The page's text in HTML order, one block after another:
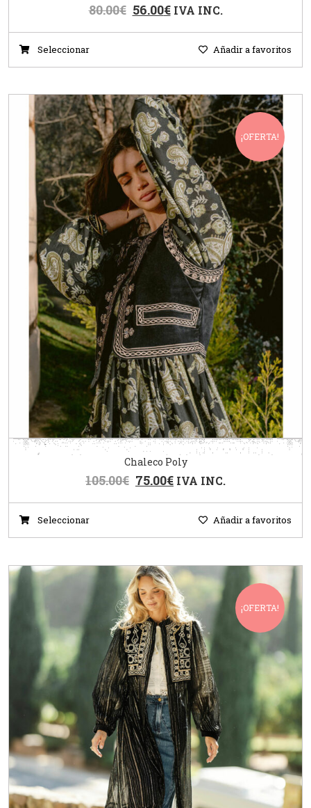
80.00€ 56.00€ IVA INC.
Seleccionar Añadir a favoritos
¡OFERTA!
Chaleco Poly
105.00€ 75.00€ IVA INC.
Seleccionar Añadir a favoritos
¡OFERTA!